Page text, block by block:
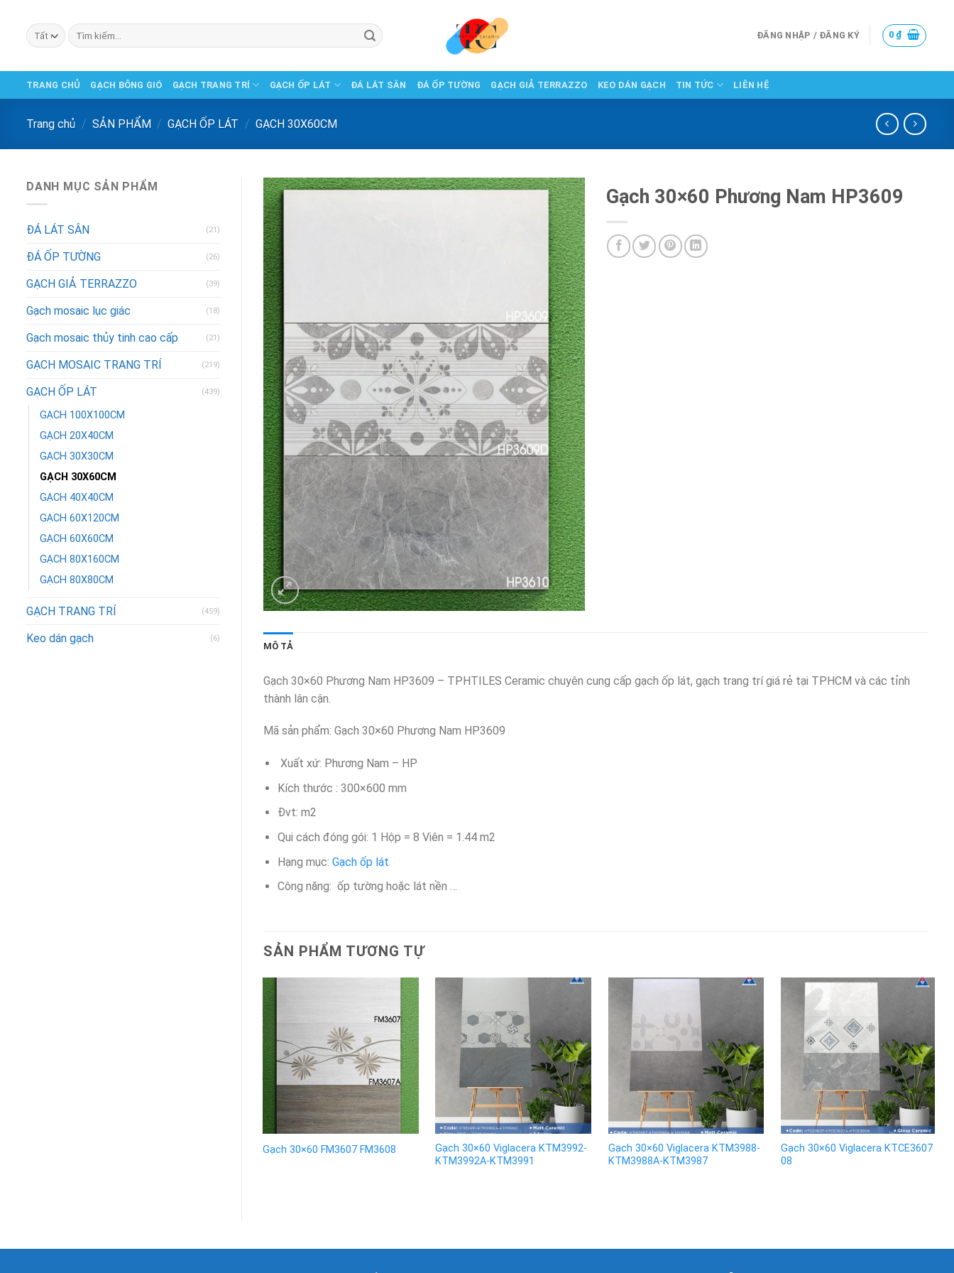
Tìm
kiếm:
ĐĂNG NHẬP / ĐĂNG KÝ 0 ₫
TRANG CHỦ GẠCH BÔNG GIÓ GẠCH TRANG TRÍ GẠCH ỐP LÁT ĐÁ LÁT SÂN ĐÁ ỐP TƯỜNG GẠCH GIẢ TERRAZZO KEO DÁN GẠCH TIN TỨC LIÊN HỆ
Trang chủ / SẢN PHẨM / GẠCH ỐP LÁT / GẠCH 30X60CM
DANH MỤC SẢN PHẨM
ĐÁ LÁT SÂN (21)
ĐÁ ỐP TƯỜNG (26)
GẠCH GIẢ TERRAZZO (39)
Gạch mosaic lục giác (18)
Gạch mosaic thủy tinh cao cấp (21)
GẠCH MOSAIC TRANG TRÍ (219)
GẠCH ỐP LÁT (439)
GẠCH 100X100CM
GẠCH 20X40CM
GẠCH 30X30CM
GẠCH 30X60CM
GẠCH 40X40CM
GẠCH 60X120CM
GẠCH 60X60CM
GẠCH 80X160CM
GẠCH 80X80CM
GẠCH TRANG TRÍ (459)
Keo dán gạch (6)
Gạch 30×60 Phương Nam HP3609
MÔ TẢ
Gạch 30×60 Phương Nam HP3609 – TPHTILES Ceramic chuyên cung cấp gạch ốp lát, gạch trang trí giá rẻ tại TPHCM và các tỉnh
thành lân cận.
Mã sản phẩm: Gạch 30×60 Phương Nam HP3609
Xuất xứ: Phương Nam – HP
Kích thước : 300×600 mm
Đvt: m2
Qui cách đóng gói: 1 Hộp = 8 Viên = 1.44 m2
Hạng mục:Gạch ốp lát
Công năng: ốp tường hoặc lát nền …
SẢN PHẨM TƯƠNG TỰ
Gạch 30×60 FM3607 FM3608
Gạch 30×60 Viglacera KTM3992-
KTM3992A-KTM3991
Gạch 30×60 Viglacera KTM3988-
KTM3988A-KTM3987
Gạch 30×60 Viglacera KTCE3607
08